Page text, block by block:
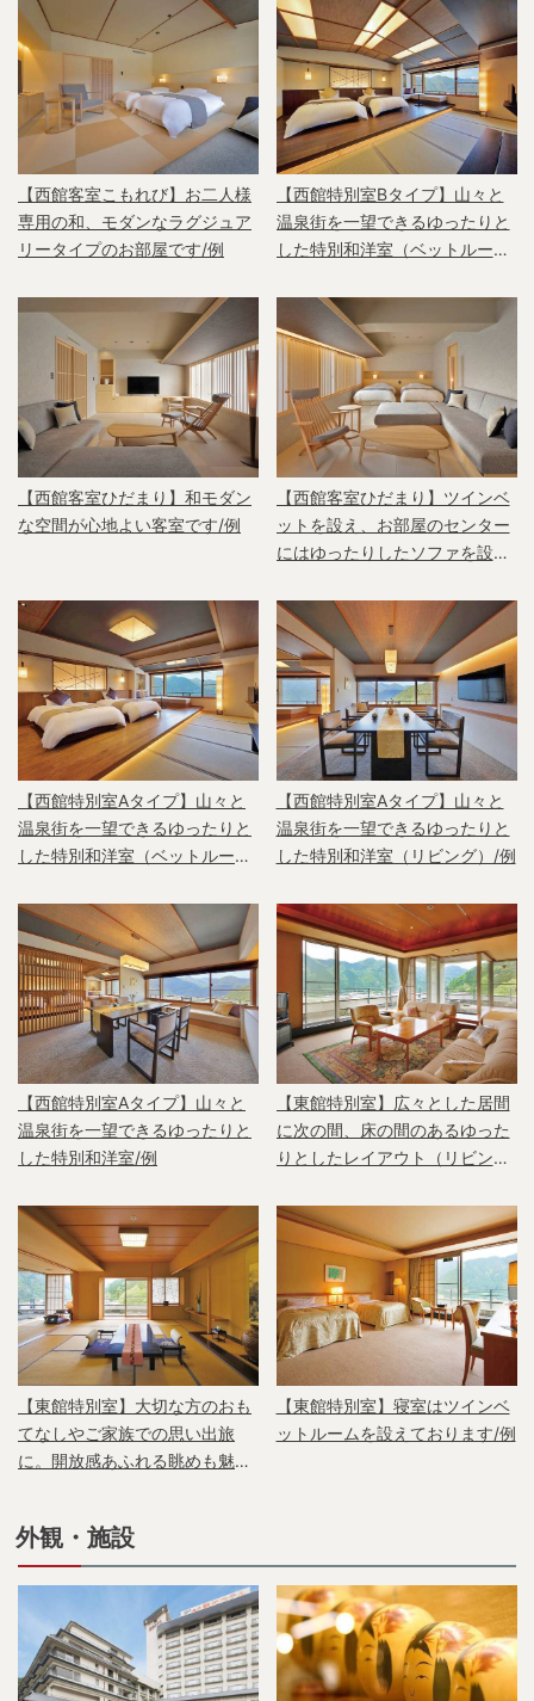
【西館客室こもれび】お二人様
専用の和、モダンなラグジュア
リータイプのお部屋です/例
【西館特別室Bタイプ】山々と
温泉街を一望できるゆったりと
した特別和洋室（ベットルー
【西館客室ひだまり】和モダン
な空間が心地よい客室です/例
【西館客室ひだまり】ツインベ
ットを設え、お部屋のセンター
にはゆったりしたソファを設置/
【西館特別室Aタイプ】山々と
温泉街を一望できるゆったりと
した特別和洋室（ベットルー
【西館特別室Aタイプ】山々と
温泉街を一望できるゆったりと
した特別和洋室（リビング）/例
【西館特別室Aタイプ】山々と
温泉街を一望できるゆったりと
した特別和洋室/例
【東館特別室】広々とした居間
に次の間、床の間のあるゆった
りとしたレイアウト（リビング
【東館特別室】大切な方のおも
てなしやご家族での思い出旅
に。開放感あふれる眺めも魅力
【東館特別室】寝室はツインベ
ットルームを設えております/例
外観・施設